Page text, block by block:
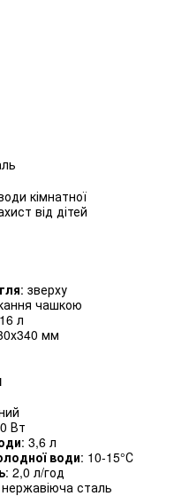
кімнатної
від дітей
: зверху
чашкою
л
мм
Вт
: 3,6 л
води: 10-15°С
: 2,0 л/год
сталь